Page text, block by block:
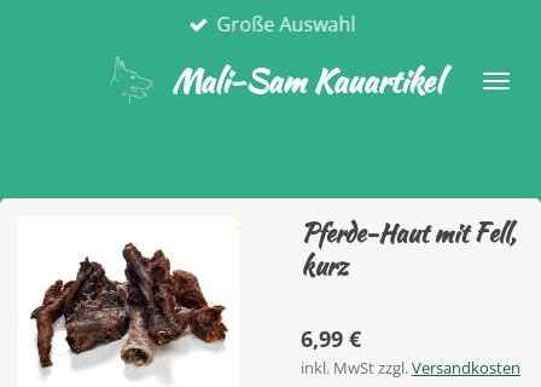
Hauptinhalt
Mali-Sam Kauartikel
Große Auswahl
Pferde-Haut mit Fell,
kurz
6,99 €
inkl. MwSt zzgl.Versandkosten